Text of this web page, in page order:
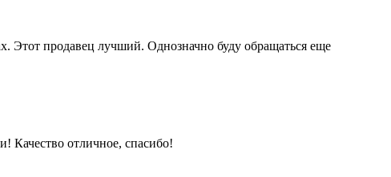
Этот продавец лучший. Однозначно буду обращаться еще
Качество отличное, спасибо!